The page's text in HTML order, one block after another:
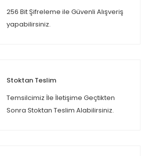
256 Bit Şifreleme ile Güvenli Alışveriş
yapabilirsiniz.
Stoktan Teslim
Temsilcimiz İle İletişime Geçtikten
Sonra Stoktan Teslim Alabilirsiniz.